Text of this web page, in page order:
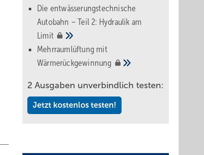
Die entwässerungstechnische
Autobahn – Teil 2: Hydraulik am
Limit
Mehrraumlüftung mit
Wärmerückgewinnung
2 Ausgaben unverbindlich testen:
Jetzt kostenlos testen!